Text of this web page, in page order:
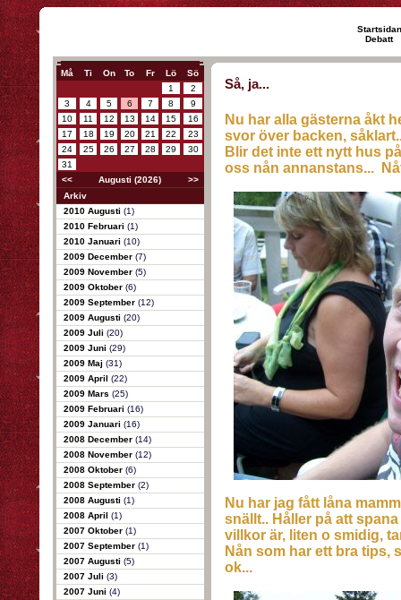
Startsidan
Debatt
Må Ti On To Fr Lö
Sö
1
2
3
4 5 6 7 8
9
10
11 12 13 14 15
16
17
18 19 20 21 22
23
24
25 26 27 28 29
30
31
<<
Augusti (2026)
>>
Arkiv
2010 Augusti (1)
2010 Februari (1)
2010 Januari (10)
2009 December (7)
2009 November (5)
2009 Oktober (6)
2009 September (12)
2009 Augusti (20)
2009 Juli (20)
2009 Juni (29)
2009 Maj (31)
2009 April (22)
2009 Mars (25)
2009 Februari (16)
2009 Januari (16)
2008 December (14)
2008 November (12)
2008 Oktober (6)
2008 September (2)
2008 Augusti (1)
2008 April (1)
2007 Oktober (1)
2007 September (1)
2007 Augusti (5)
2007 Juli (3)
2007 Juni (4)
Så, ja...
Nu har alla gästerna åkt
svor över backen,
Blir det inte ett nytt hus
oss nån annanstans...
Nu har jag fått låna
snällt.. Håller på att
villkor är, liten o smidig,
Nån som har ett bra tips,
ok...